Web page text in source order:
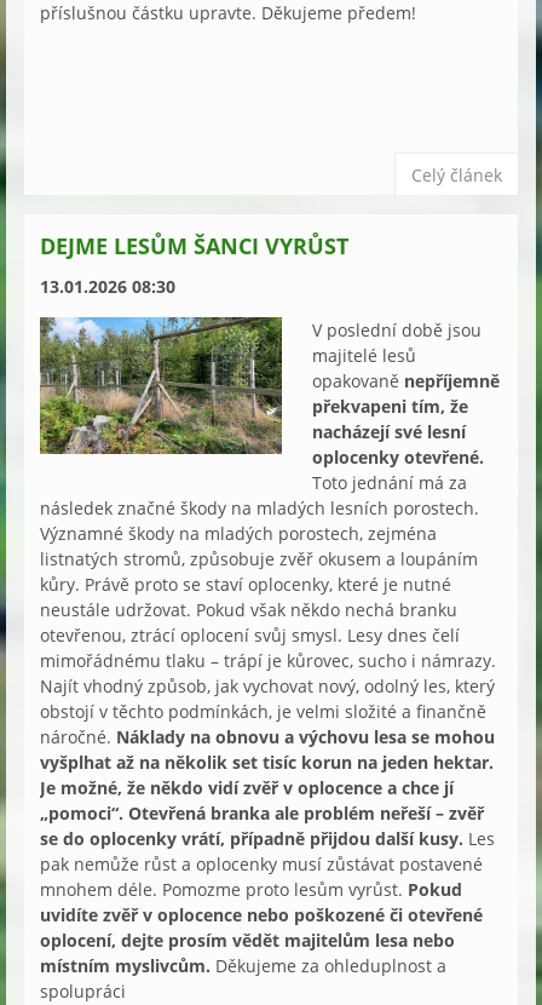
příslušnou částku upravte. Děkujeme předem!
Celý článek
DEJME LESŮM ŠANCI VYRŮST
13.01.2026 08:30
V poslední době jsou
majitelé lesů
opakovaně nepříjemně
překvapeni tím, že
nacházejí své lesní
oplocenky otevřené.
Toto jednání má za
následek značné škody na mladých lesních porostech.
Významné škody na mladých porostech, zejména
listnatých stromů, způsobuje zvěř okusem a loupáním
kůry. Právě proto se staví oplocenky, které je nutné
neustále udržovat. Pokud však někdo nechá branku
otevřenou, ztrácí oplocení svůj smysl. Lesy dnes čelí
mimořádnému tlaku – trápí je kůrovec, sucho i námrazy.
Najít vhodný způsob, jak vychovat nový, odolný les, který
obstojí v těchto podmínkách, je velmi složité a finančně
náročné. Náklady na obnovu a výchovu lesa se mohou
vyšplhat až na několik set tisíc korun na jeden hektar.
Je možné, že někdo vidí zvěř v oplocence a chce jí
„pomoci“. Otevřená branka ale problém neřeší – zvěř
se do oplocenky vrátí, případně přijdou další kusy. Les
pak nemůže růst a oplocenky musí zůstávat postavené
mnohem déle. Pomozme proto lesům vyrůst. Pokud
uvidíte zvěř v oplocence nebo poškozené či otevřené
oplocení, dejte prosím vědět majitelům lesa nebo
místním myslivcům. Děkujeme za ohleduplnost a
spolupráci